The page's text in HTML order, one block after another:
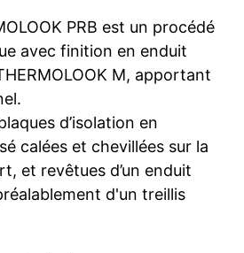
PRB est un procédé
avec finition en enduit
M, apportant
d’isolation en
calées et chevillées sur la
et revêtues d’un enduit
d'un treillis